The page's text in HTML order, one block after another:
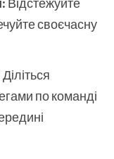
своєчасну
Діліться
по команді